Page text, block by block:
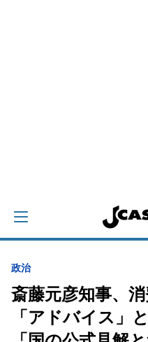
政治
斎藤元彦知事、
「アドバイス